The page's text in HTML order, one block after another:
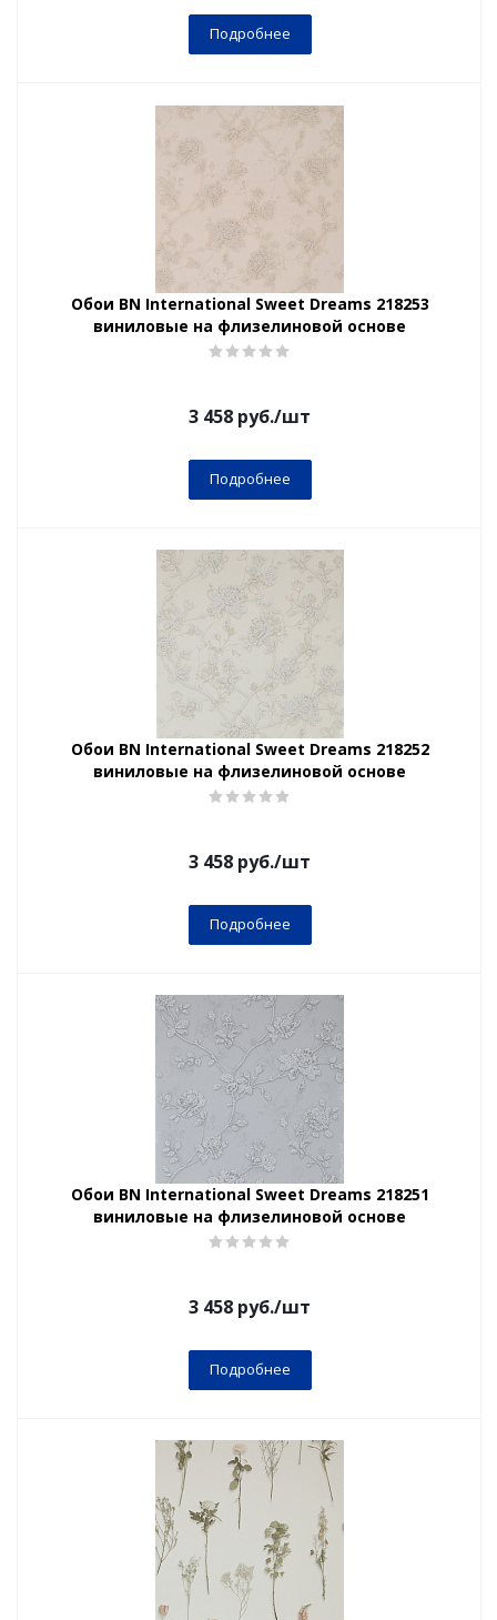
Подробнее
Обои BN International Sweet Dreams 218253
виниловые на флизелиновой основе
3 458 руб./шт
Подробнее
Обои BN International Sweet Dreams 218252
виниловые на флизелиновой основе
3 458 руб./шт
Подробнее
Обои BN International Sweet Dreams 218251
виниловые на флизелиновой основе
3 458 руб./шт
Подробнее